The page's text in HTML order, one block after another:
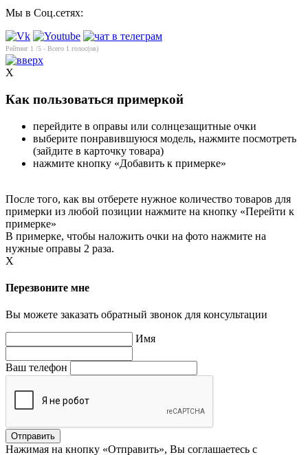
Мы в Соц.сетях:
Рейтинг 1 /5 - Всего 1 голос(ов)
X
Как пользоваться примеркой
перейдите в оправы или солнцезащитные очки
выберите понравившуюся модель, нажмите посмотреть
(зайдите в карточку товара)
нажмите кнопку «Добавить к примерке»
После того, как вы отберете нужное количество товаров для
примерки из любой позиции нажмите на кнопку «Перейти к
примерке»
В примерке, чтобы наложить очки на фото нажмите на
нужные оправы 2 раза.
X
Перезвоните мне
Вы можете заказать обратный звонок для консультации
Имя
Ваш телефон
Нажимая на кнопку «Отправить», Вы соглашаетесь с